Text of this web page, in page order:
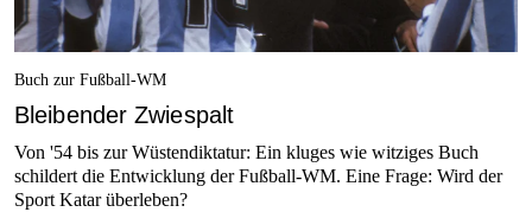
Buch zur Fußball-WM
Bleibender Zwiespalt
Von '54 bis zur Wüstendiktatur: Ein kluges wie witziges Buch
schildert die Entwicklung der Fußball-WM. Eine Frage: Wird der
Sport Katar überleben?